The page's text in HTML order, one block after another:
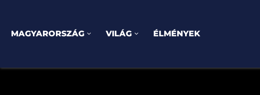
MAGYARORSZÁG VILÁG ÉLMÉNYEK